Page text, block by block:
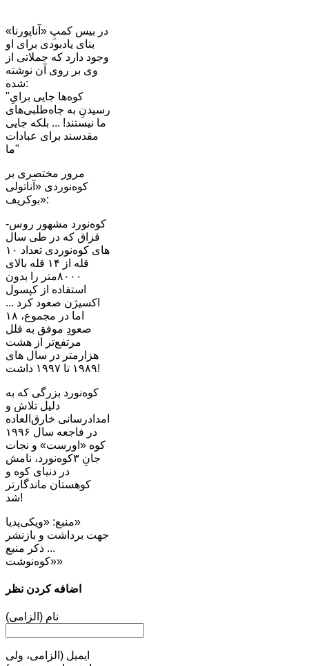
در بیس کمپِ «آناپورنا»
بنای یادبودی برای او
وجود دارد که جملاتی از
وی بر روی آن نوشته
شده:
"کوه‌ها جایی برایِ
رسیدنِ به جاه‌طلبی‌های
ما نیستند! ...‌ بلکه جایی
مقدسند برای عبادات
ما"
مرور مختصری بر
کوه‌نوردی «آناتولی
بوکریف»:
کوه‌نورد مشهور روس-
قزاق که در طی سال
های کوه‌نوردی تعداد ١٠
قله از ١۴ قله بالای
٨٠٠٠متر را بدون
استفاده از کپسول
اکسیژن صعود کرد ...
اما در مجموع، ١٨
صعودِ موفق به قلل
مرتفع‌تر از هشت
هزارمتر در سال های
١٩٨٩ تا ١٩٩٧ داشت!
کوه‌نورد بزرگی که به
دلیل تلاش و
امدادرسانی خارق‌العاده
در فاجعه سال ١٩٩۶
کوه «اورست» و نجات
جانِ ٣کوه‌نورد، نامش
در دنیای کوه و
کوهستان ماندگارتر
شد!
منبع: «ویکی‌پدیا»
جهت برداشت و بازنشر
... ذکر منبع
«کوه‌نوشت»
اضافه کردن نظر
نام (الزامی)
ایمیل (الزامی، ولی